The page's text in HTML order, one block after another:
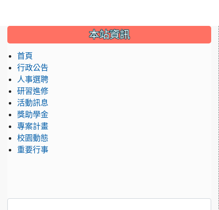
::: 本站資訊
首頁
行政公告
人事選聘
研習進修
活動訊息
獎助學金
專案計畫
校園動態
重要行事